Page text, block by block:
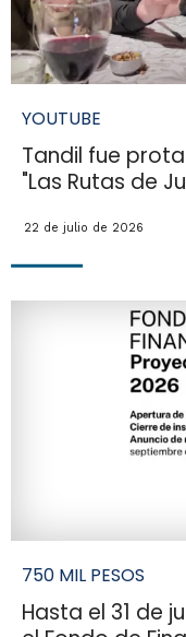
YOUTUBE
Tandil fue
"Las Rutas de
22 de julio de 2026
750 MIL PESOS
Hasta el 31 de